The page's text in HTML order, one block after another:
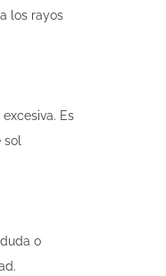
los rayos
Es
o